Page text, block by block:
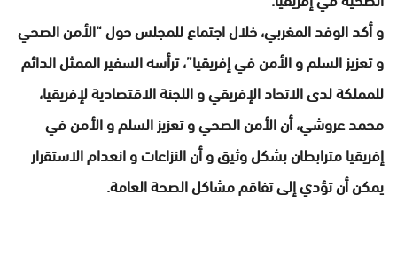
و أكد الوفد المغربي، خلال اجتماع للمجلس حول “الأمن الصحي
و تعزيز السلم و الأمن في إفريقيا”، ترأسه السفير الممثل الدائم
للمملكة لدى الاتحاد الإفريقي و اللجنة الاقتصادية لإفريقيا،
محمد عروشي، أن الأمن الصحي و تعزيز السلم و الأمن في
إفريقيا مترابطان بشكل وثيق و أن النزاعات و انعدام الاستقرار
يمكن أن تؤدي إلى تفاقم مشاكل الصحة العامة.